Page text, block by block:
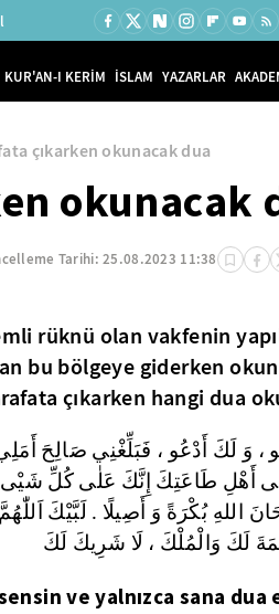
KUR'AN-I KERİM İSLAM YAZARLAR
çıkarken okunacak dua
okunacak
Tarihi:25.08.2023 11:38
rüknü olan vakfenin
bu bölgeye giderken
çıkarken hangi dua
، وَ لَكَ أَدْعُو ، فَبَلِّغْنِي صَالِحَ
أَهْلِ طَاعَتِكَ إِنَّكَ عَلٰى كُلِّ شَيْىءٍ
اللهِ بُكْرَةً وَ أَصِيلًا . لَبَّيْكَ
لَكَ وَالْمُلْكَ ، لَا شَرِيكَ لَكَ
ve yalnızca sana dua